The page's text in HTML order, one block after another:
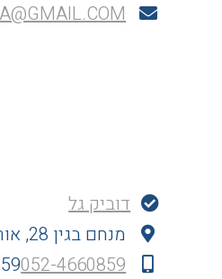
דוביק גל
מנחם בגין 28, אור יהודה, ישראל
052-4660859